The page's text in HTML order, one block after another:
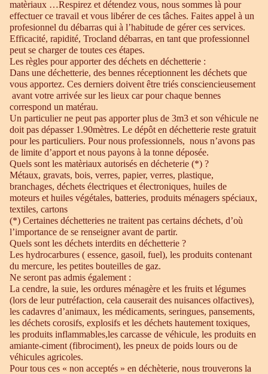
matèriaux …Respirez et détendez vous, nous sommes là pour
effectuer ce travail et vous libérer de ces tâches. Faites appel à un
profesionnel du débarras qui à l’habitude de gérer ces services.
Efficacité, rapidité, Trocland débarras, en tant que professionnel
peut se charger de toutes ces étapes.
Les règles pour apporter des déchets en déchetterie :
Dans une déchetterie, des bennes réceptionnent les déchets que
vous apportez. Ces derniers doivent être triés consciencieusement
avant votre arrivée sur les lieux car pour chaque bennes
correspond un matérau.
Un particulier ne peut pas apporter plus de 3m3 et son véhicule ne
doit pas dépasser 1.90mètres. Le dépôt en déchetterie reste gratuit
pour les particuliers. Pour nous professionnels, nous n’avons pas
de limite d’apport et nous payons à la tonne déposée.
Quels sont les matèriaux autorisés en décheterie (*) ?
Métaux, gravats, bois, verres, papier, verres, plastique,
branchages, déchets électriques et électroniques, huiles de
moteurs et huiles végétales, batteries, produits ménagers spéciaux,
textiles, cartons
(*) Certaines déchetteries ne traitent pas certains déchets, d’où
l’importance de se renseigner avant de partir.
Quels sont les déchets interdits en déchetterie ?
Les hydrocarbures ( essence, gasoil, fuel), les produits contenant
du mercure, les petites bouteilles de gaz.
Ne seront pas admis également :
La cendre, la suie, les ordures ménagère et les fruits et légumes
(lors de leur putréfaction, cela causerait des nuisances olfactives),
les cadavres d’animaux, les médicaments, seringues, pansements,
les déchets corosifs, explosifs et les déchets hautement toxiques,
les produits inflammables,les carcasse de véhicule, les produits en
amiante-ciment (fibrociment), les pneux de poids lours ou de
véhicules agricoles.
Pour tous ces « non acceptés » en déchèterie, nous trouverons la